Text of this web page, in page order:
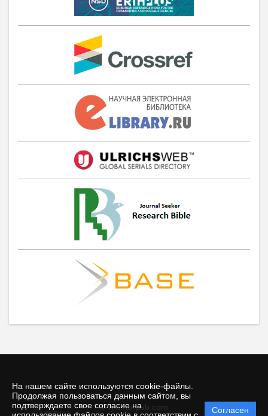
На нашем сайте используются cookie-файлы.
Продолжая пользоваться данным сайтом, вы
подтверждаете свое согласие на
Согласен
© rjm.riorpub.com
Политика